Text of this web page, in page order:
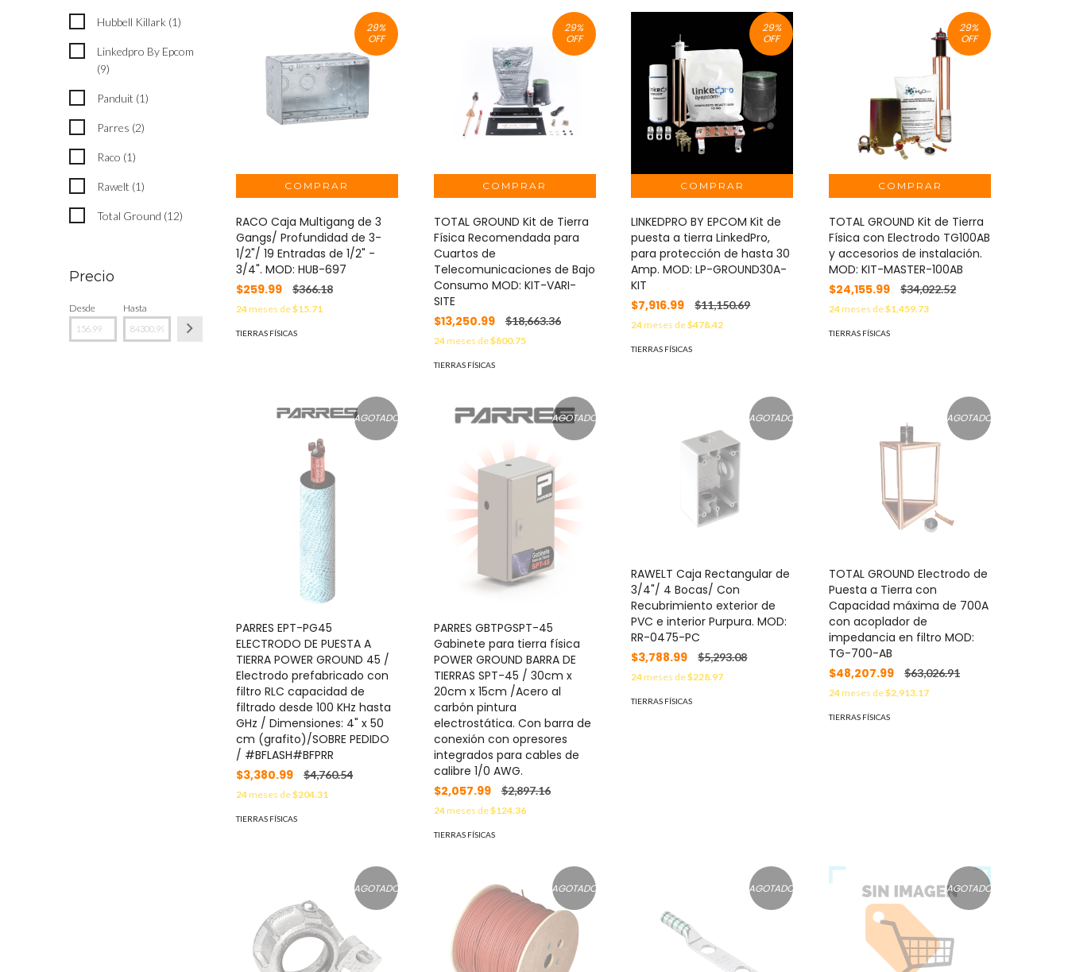
Hubbell Killark (1)
Linkedpro By Epcom
(9)
Panduit (1)
Parres (2)
Raco (1)
Rawelt (1)
Total Ground (12)
Precio
Desde Hasta
29%
OFF
RACO Caja Multigang de 3
Gangs/ Profundidad de 3-
1/2"/ 19 Entradas de 1/2" -
3/4". MOD: HUB-697
$259.99
$366.18
24meses de$15.71
TIERRAS FÍSICAS
29%
OFF
TOTAL GROUND Kit de Tierra
Física Recomendada para
Cuartos de
Telecomunicaciones de Bajo
Consumo MOD: KIT-VARI-
SITE
$13,250.99
$18,663.36
24meses de$800.75
TIERRAS FÍSICAS
29%
OFF
LINKEDPRO BY EPCOM Kit de
puesta a tierra LinkedPro,
para protección de hasta 30
Amp. MOD: LP-GROUND30A-
KIT
$7,916.99
$11,150.69
24meses de$478.42
TIERRAS FÍSICAS
29%
OFF
TOTAL GROUND Kit de Tierra
Física con Electrodo TG100AB
y accesorios de instalación.
MOD: KIT-MASTER-100AB
$24,155.99
$34,022.52
24meses de$1,459.73
TIERRAS FÍSICAS
AGOTADO
PARRES EPT-PG45
ELECTRODO DE PUESTA A
TIERRA POWER GROUND 45 /
Electrodo prefabricado con
filtro RLC capacidad de
filtrado desde 100 KHz hasta
GHz / Dimensiones: 4" x 50
cm (grafito)/SOBRE PEDIDO
/ #BFLASH#BFPRR
$3,380.99
$4,760.54
24meses de$204.31
TIERRAS FÍSICAS
AGOTADO
PARRES GBTPGSPT-45
Gabinete para tierra física
POWER GROUND BARRA DE
TIERRAS SPT-45 / 30cm x
20cm x 15cm /Acero al
carbón pintura
electrostática. Con barra de
conexión con opresores
integrados para cables de
calibre 1/0 AWG.
$2,057.99
$2,897.16
24meses de$124.36
TIERRAS FÍSICAS
AGOTADO
RAWELT Caja Rectangular de
3/4"/ 4 Bocas/ Con
Recubrimiento exterior de
PVC e interior Purpura. MOD:
RR-0475-PC
$3,788.99
$5,293.08
24meses de$228.97
TIERRAS FÍSICAS
AGOTADO
TOTAL GROUND Electrodo de
Puesta a Tierra con
Capacidad máxima de 700A
con acoplador de
impedancia en filtro MOD:
TG-700-AB
$48,207.99
$63,026.91
24meses de$2,913.17
TIERRAS FÍSICAS
AGOTADO AGOTADO AGOTADO AGOTADO